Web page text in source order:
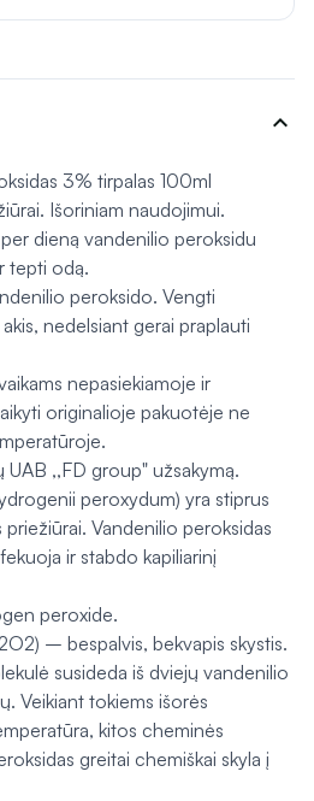
expand_more
3% tirpalas 100ml
Išoriniam naudojimui.
dieną vandenilio peroksidu
tepti odą.
peroksido. Vengti
nedelsiant gerai praplauti
nepasiekiamoje ir
originalioje pakuotėje ne
UAB ,,FD group" užsakymą.
peroxydum) yra stiprus
Vandenilio peroksidas
ir stabdo kapiliarinį
peroxide.
– bespalvis, bekvapis skystis.
susideda iš dviejų vandenilio
Veikiant tokiems išorės
kitos cheminės
greitai chemiškai skyla į